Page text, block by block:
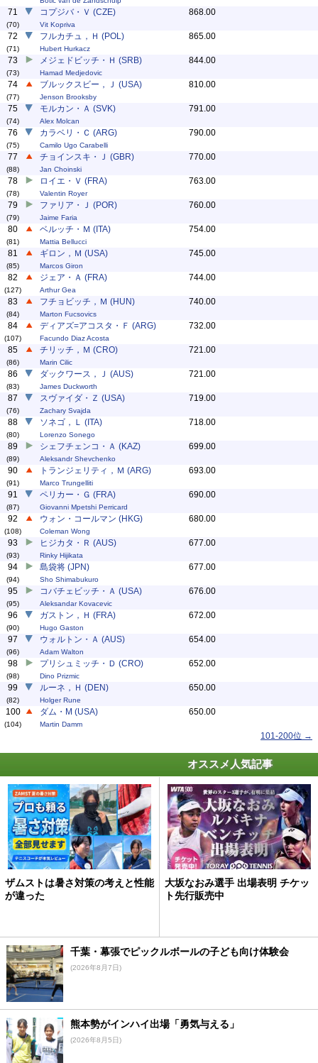
71
(70)
コプジバ・Ｖ (CZE)
Vit Kopriva
868.00
72
(71)
フルカチュ，Ｈ (POL)
Hubert Hurkacz
865.00
73
(73)
メジェドビッチ・Ｈ (SRB)
Hamad Medjedovic
844.00
74
(77)
ブルックスビー，Ｊ (USA)
Jenson Brooksby
810.00
75
(74)
モルカン・Ａ (SVK)
Alex Molcan
791.00
76
(75)
カラベリ・Ｃ (ARG)
Camilo Ugo Carabelli
790.00
77
(88)
チョインスキ・Ｊ (GBR)
Jan Choinski
770.00
78
(78)
ロイエ・Ｖ (FRA)
Valentin Royer
763.00
79
(79)
ファリア・Ｊ (POR)
Jaime Faria
760.00
80
(81)
ベルッチ・Ｍ (ITA)
Mattia Bellucci
754.00
81
(85)
ギロン，Ｍ (USA)
Marcos Giron
745.00
82
(127)
ジェア・Ａ (FRA)
Arthur Gea
744.00
83
(84)
フチョビッチ，Ｍ (HUN)
Marton Fucsovics
740.00
84
(107)
ディアズ=アコスタ・Ｆ (ARG)
Facundo Diaz Acosta
732.00
85
(86)
チリッチ，Ｍ (CRO)
Marin Cilic
721.00
86
(83)
ダックワース，Ｊ (AUS)
James Duckworth
721.00
87
(76)
スヴァイダ・Ｚ (USA)
Zachary Svajda
719.00
88
(80)
ソネゴ，Ｌ (ITA)
Lorenzo Sonego
718.00
89
(89)
シェフチェンコ・Ａ (KAZ)
Aleksandr Shevchenko
699.00
90
(91)
トランジェリティ，Ｍ (ARG)
Marco Trungelliti
693.00
91
(87)
ペリカー・Ｇ (FRA)
Giovanni Mpetshi Perricard
690.00
92
(108)
ウォン・コールマン (HKG)
Coleman Wong
680.00
93
(93)
ヒジカタ・Ｒ (AUS)
Rinky Hijikata
677.00
94
(94)
島袋将 (JPN)
Sho Shimabukuro
677.00
95
(95)
コバチェビッチ・Ａ (USA)
Aleksandar Kovacevic
676.00
96
(90)
ガストン，Ｈ (FRA)
Hugo Gaston
672.00
97
(96)
ウォルトン・Ａ (AUS)
Adam Walton
654.00
98
(98)
プリシュミッチ・Ｄ (CRO)
Dino Prizmic
652.00
99
(82)
ルーネ，Ｈ (DEN)
Holger Rune
650.00
100
(104)
ダム・M (USA)
Martin Damm
650.00
101-200位 →
オススメ人気記事
ザムストは暑さ対策の考えと性能
が違った
大坂なおみ選手 出場表明 チケッ
ト先行販売中
千葉・幕張でピックルボールの子ども向け体験会
(2026年8月7日)
熊本勢がインハイ出場「勇気与える」
(2026年8月5日)